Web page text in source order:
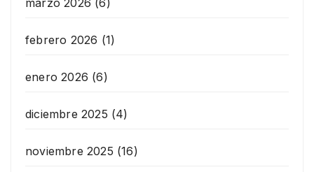
febrero 2026 (1)
enero 2026 (6)
diciembre 2025 (4)
noviembre 2025 (16)